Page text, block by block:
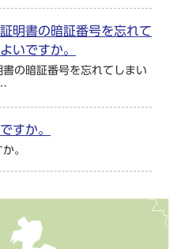
明書の暗証番号を忘れて
いですか。
の暗証番号を忘れてしまい
すか。
。